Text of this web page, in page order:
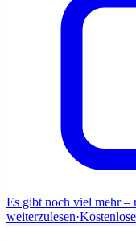
Es gibt noch viel mehr –
weiterzulesen·